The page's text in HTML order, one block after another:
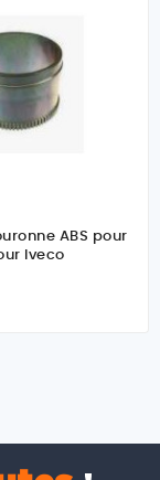
ABS pour
Iveco